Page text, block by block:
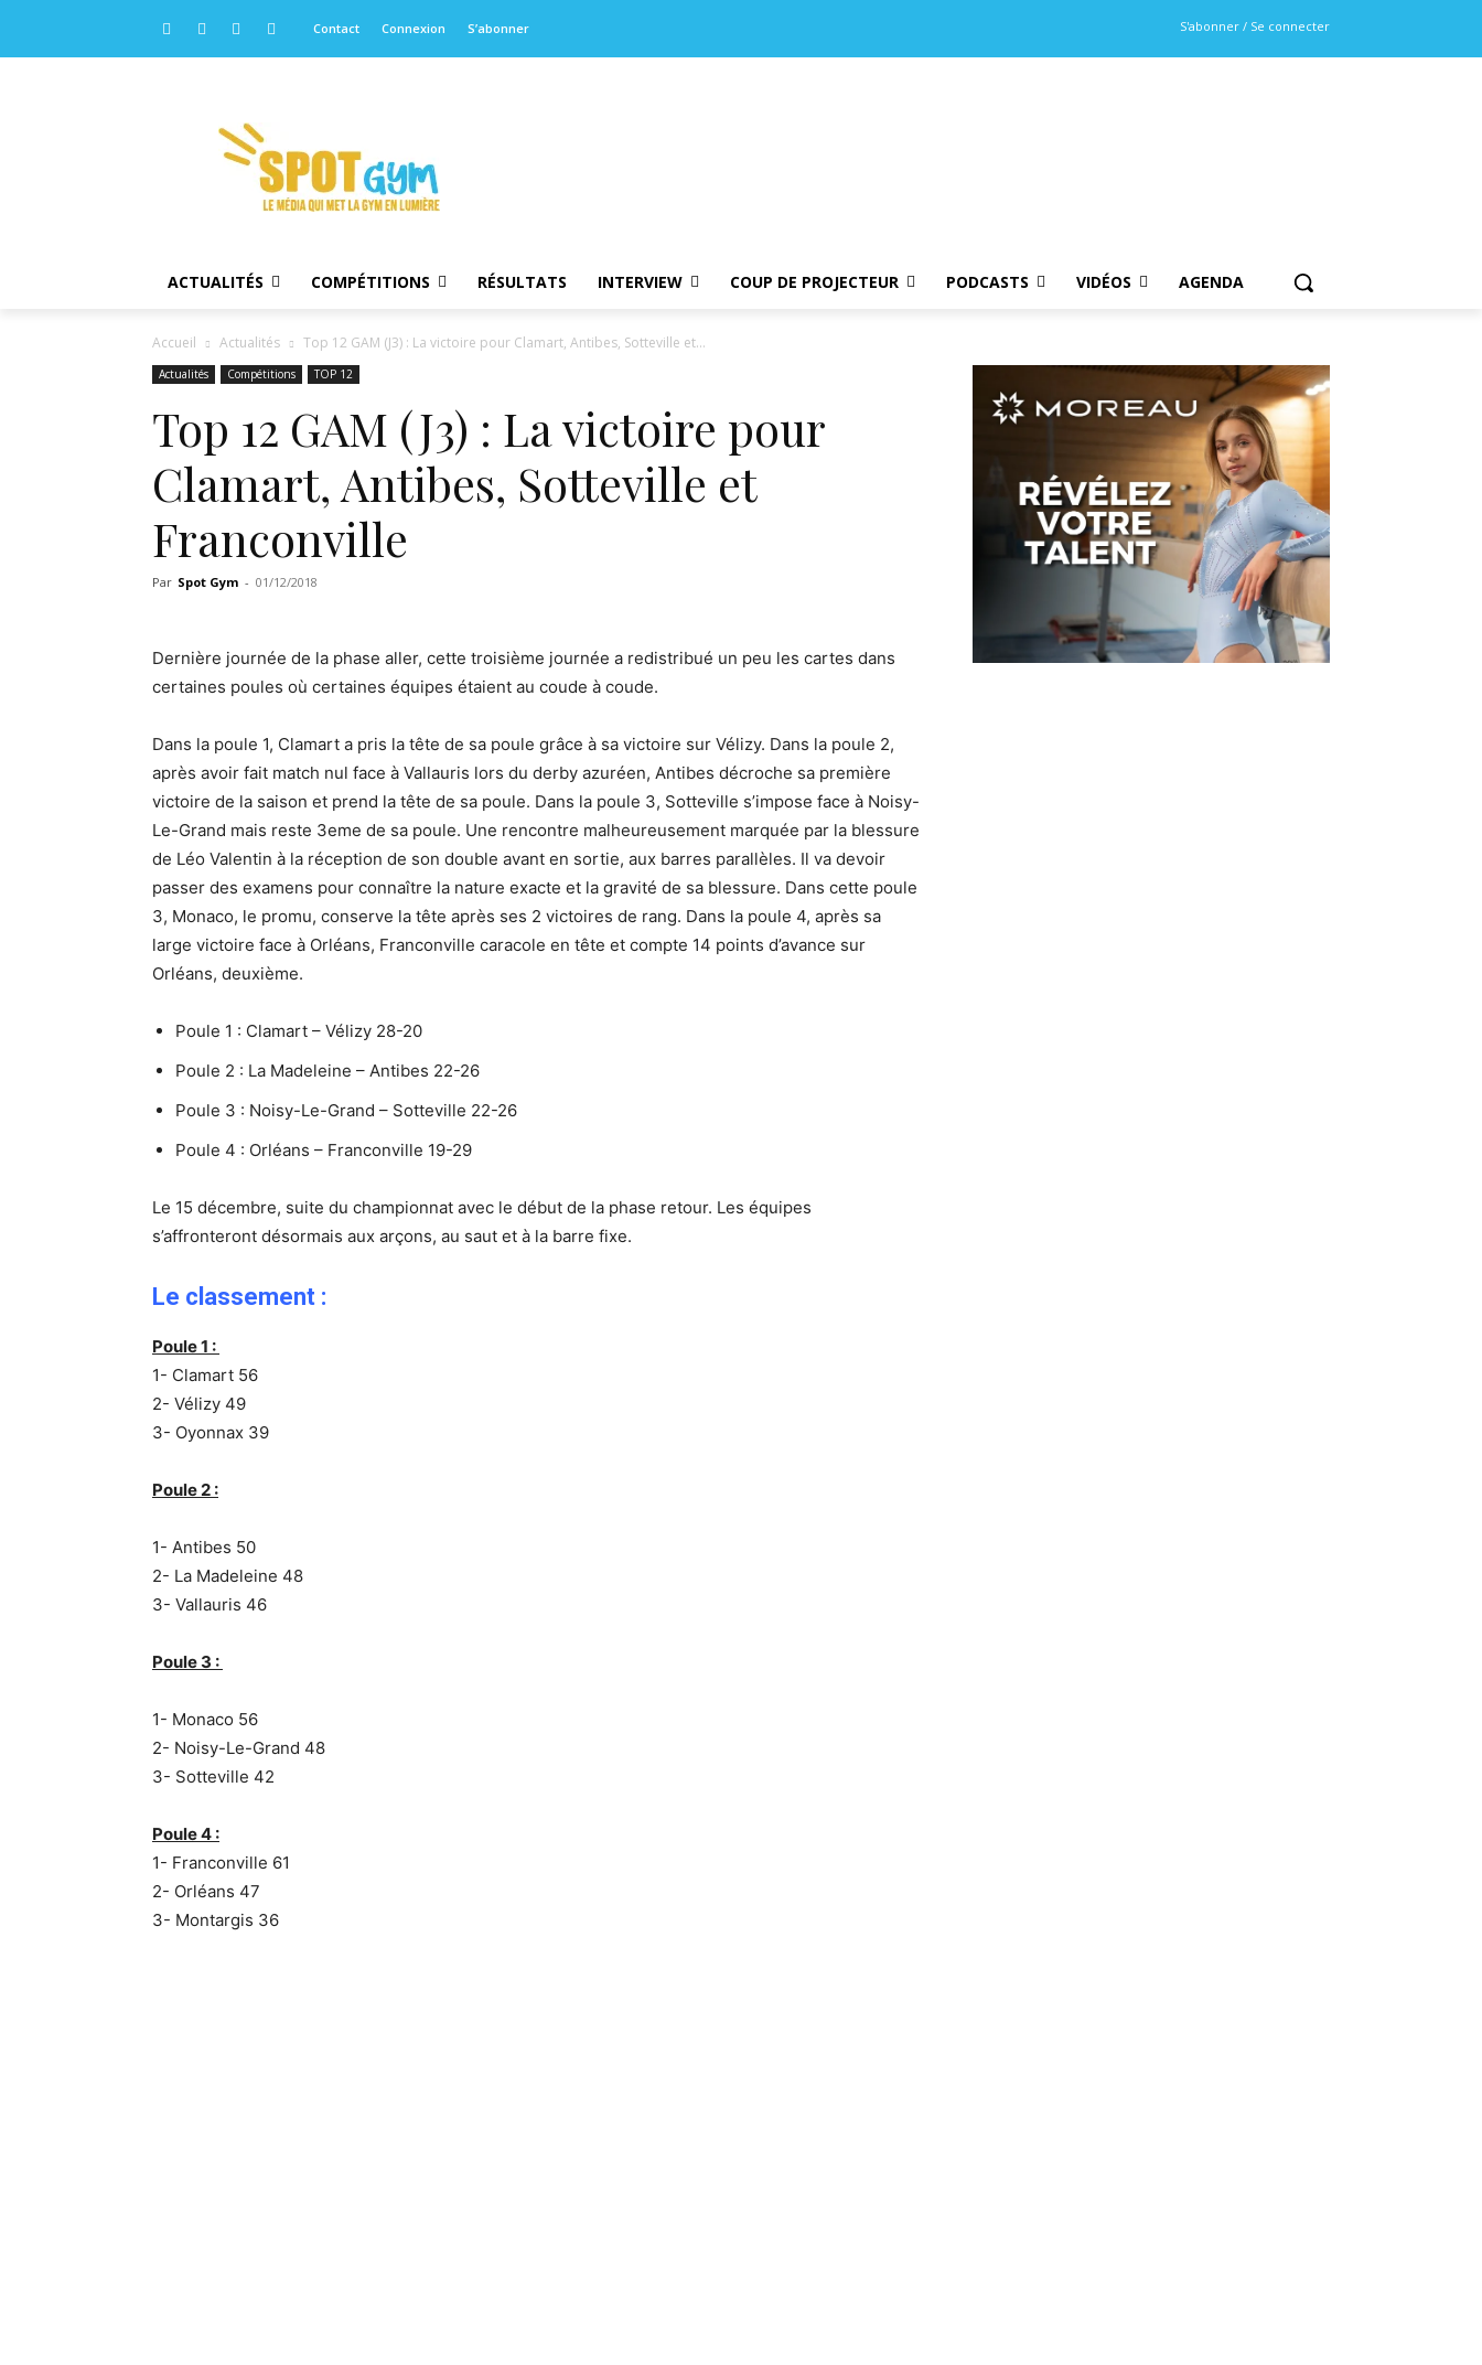
S'abonner / Se connecter
Contact Connexion S’abonner
ACTUALITÉS COMPÉTITIONS RÉSULTATS INTERVIEW COUP DE PROJECTEUR PODCASTS VIDÉOS AGENDA
Accueil Actualités Top 12 GAM (J3) : La victoire pour Clamart, Antibes, Sotteville et...
Actualités Compétitions TOP 12
Top 12 GAM (J3) : La victoire pour
Clamart, Antibes, Sotteville et
Franconville
Par Spot Gym - 01/12/2018
Dernière journée de la phase aller, cette troisième journée a redistribué un peu les cartes dans
certaines poules où certaines équipes étaient au coude à coude.
Dans la poule 1, Clamart a pris la tête de sa poule grâce à sa victoire sur Vélizy. Dans la poule 2,
après avoir fait match nul face à Vallauris lors du derby azuréen, Antibes décroche sa première
victoire de la saison et prend la tête de sa poule. Dans la poule 3, Sotteville s’impose face à Noisy-
Le-Grand mais reste 3eme de sa poule. Une rencontre malheureusement marquée par la blessure
de Léo Valentin à la réception de son double avant en sortie, aux barres parallèles. Il va devoir
passer des examens pour connaître la nature exacte et la gravité de sa blessure. Dans cette poule
3, Monaco, le promu, conserve la tête après ses 2 victoires de rang. Dans la poule 4, après sa
large victoire face à Orléans, Franconville caracole en tête et compte 14 points d’avance sur
Orléans, deuxième.
Poule 1 : Clamart – Vélizy 28-20
Poule 2 : La Madeleine – Antibes 22-26
Poule 3 : Noisy-Le-Grand – Sotteville 22-26
Poule 4 : Orléans – Franconville 19-29
Le 15 décembre, suite du championnat avec le début de la phase retour. Les équipes
s’affronteront désormais aux arçons, au saut et à la barre fixe.
Le classement :
Poule 1 :
1- Clamart 56
2- Vélizy 49
3- Oyonnax 39
Poule 2 :
1- Antibes 50
2- La Madeleine 48
3- Vallauris 46
Poule 3 :
1- Monaco 56
2- Noisy-Le-Grand 48
3- Sotteville 42
Poule 4 :
1- Franconville 61
2- Orléans 47
3- Montargis 36